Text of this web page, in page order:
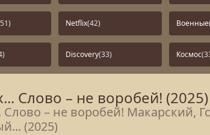
Netflix(42) Военные
Discovery(33) Космос
Слово – не воробей! (2025)
Слово – не воробей! Макарский,
(2025)